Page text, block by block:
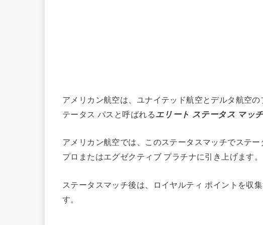
アメリカン航空は、ユナイテッド航空とデルタ航空
テータス パスと呼ばれるエリート ステータス マッ
アメリカン航空では、このステータスマッチでステ
プロまたはエグゼクティブ プラチナに引き上げます。
ステータスマッチ後は、ロイヤルティ ポイントを収
す。